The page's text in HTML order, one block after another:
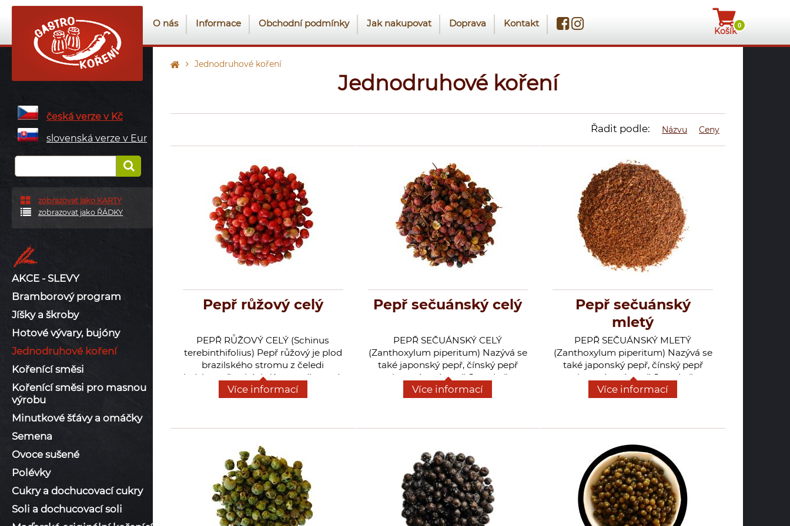
0
Košík
O nás Informace Obchodní podmínky Jak nakupovat Doprava Kontakt
česká verze v Kč
slovenská verze v Eur
zobrazovat jako KARTY
zobrazovat jako ŘÁDKY
AKCE - SLEVY
Bramborový program
Jíšky a škroby
Hotové vývary, bujóny
Jednodruhové koření
Kořenící směsi
Kořenící směsi pro masnou
výrobu
Minutkové šťávy a omáčky
Semena
Ovoce sušené
Polévky
Cukry a dochucovací cukry
Soli a dochucovací soli
Jednodruhové koření
Jednodruhové koření
Řadit podle: Ceny
Názvu
Pepř růžový celý
PEPŘ RŮŽOVÝ CELÝ (Schinus
terebinthifolius) Pepř růžový je plod
brazilského stromu z čeledi
ledvinovníkovitých (Anacardiaceae).
Dorůstá výšky až 7m, má obvejčité
lístky složené do lichospeřených
klasy. Pochází z Brazílie, Argentiny a
téměř všude v mírném pásmu.
Komerčně se pěstuje na ostrově
Réunion. Pepř růžový je vhodný
zejména na ryby, drůbež, ale hodí se
i ke zvěřině, přidává se do omáček,
šťáv a dresingů. Růžový pepř
Více informací
Pepř sečuánský celý
PEPŘ SEČUÁNSKÝ CELÝ
(Zanthoxylum piperitum) Nazývá se
také japonský pepř, čínský pepř
nebo anýzový pepř. Je to keř z
čeledi routovitých (Rutaceae). Má
lichozpeřené listy, které jsou hustě
příjemně voní. Pochází z Asie, ale
a Americe. U nás je dostupný
sečuánský pepř z Číny a Vietnamu.
Využívá se především v asijské
kuchyni do minutek z kuřecího a
vepřového masa pro svou
nepálivou pepřovou chuť. V Číně se
Více informací
Pepř sečuánský
mletý
PEPŘ SEČUÁNSKÝ MLETÝ
(Zanthoxylum piperitum) Nazývá se
také japonský pepř, čínský pepř
nebo anýzový pepř. Je to keř z
čeledi routovitých (Rutaceae). Má
lichozpeřené listy, které jsou hustě
příjemně voní. Pochází z Asie, ale
a Americe. U nás je dostupný
sečuánský pepř z Číny a Vietnamu.
Využívá se především v asijské
kuchyni do minutek z kuřecího a
vepřového masa pro svou
nepálivou pepřovou chuť. V Číně se
Více informací